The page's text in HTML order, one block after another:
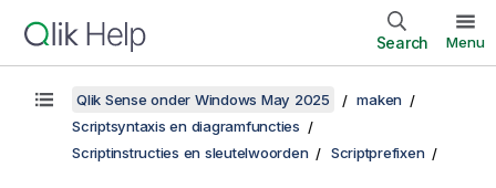
Search Menu
Qlik Sense onder Windows May 2025
maken
Scriptsyntaxis en diagramfuncties
Scriptinstructies en sleutelwoorden
Scriptprefixen